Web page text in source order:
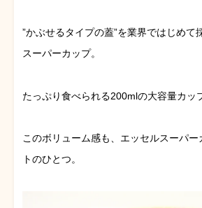
”かぶせるタイプの蓋”を業界ではじめて
スーパーカップ。
たっぷり食べられる200mlの大容量カッ
このボリューム感も、エッセルスーパー
トのひとつ。